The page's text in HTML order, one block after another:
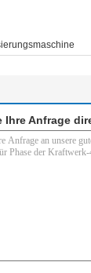
Ihre Anfrage